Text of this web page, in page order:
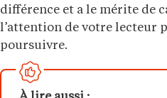
différence et a le mérite de
l’attention de votre lecteur
poursuivre.